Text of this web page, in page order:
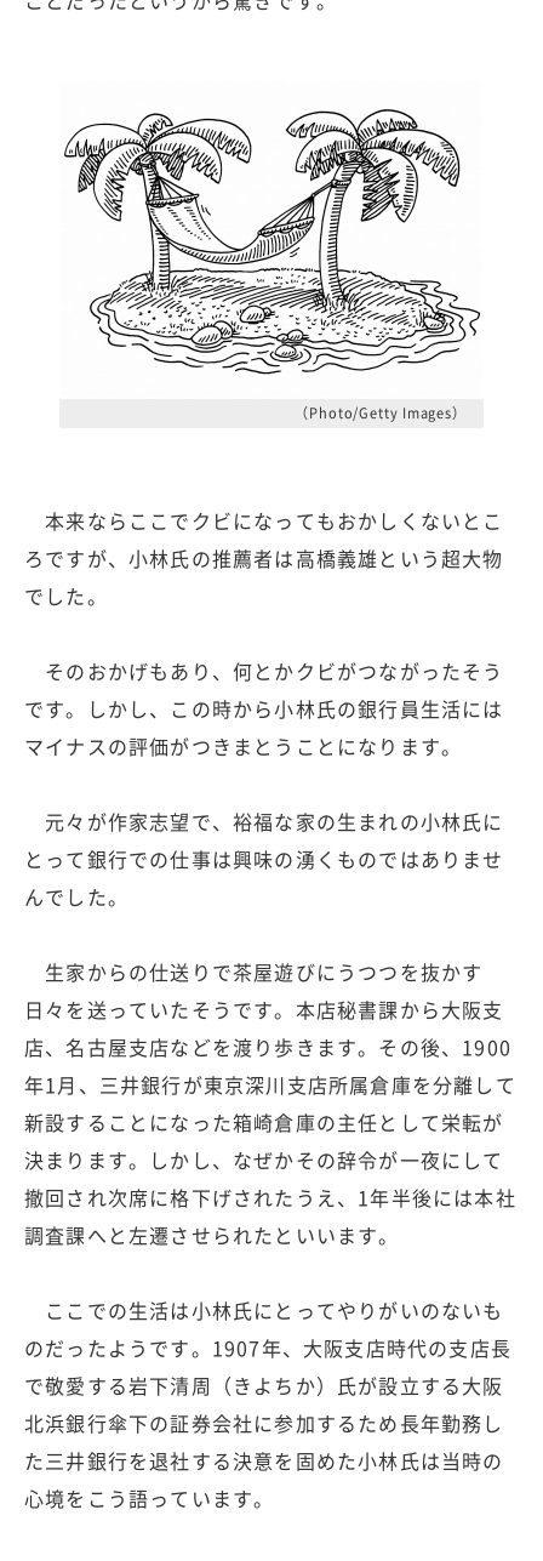
（Photo/Getty Images）
本来ならここでクビになってもおかしくないとこ
ろですが、小林氏の推薦者は高橋義雄という超大物
でした。
そのおかげもあり、何とかクビがつながったそう
です。しかし、この時から小林氏の銀行員生活には
マイナスの評価がつきまとうことになります。
元々が作家志望で、裕福な家の生まれの小林氏に
とって銀行での仕事は興味の湧くものではありませ
んでした。
生家からの仕送りで茶屋遊びにうつつを抜かす
日々を送っていたそうです。本店秘書課から大阪支
店、名古屋支店などを渡り歩きます。その後、1900
年1月、三井銀行が東京深川支店所属倉庫を分離して
新設することになった箱崎倉庫の主任として栄転が
決まります。しかし、なぜかその辞令が一夜にして
撤回され次席に格下げされたうえ、1年半後には本社
調査課へと左遷させられたといいます。
ここでの生活は小林氏にとってやりがいのないも
のだったようです。1907年、大阪支店時代の支店長
で敬愛する岩下清周（きよちか）氏が設立する大阪
北浜銀行傘下の証券会社に参加するため長年勤務し
た三井銀行を退社する決意を固めた小林氏は当時の
心境をこう語っています。